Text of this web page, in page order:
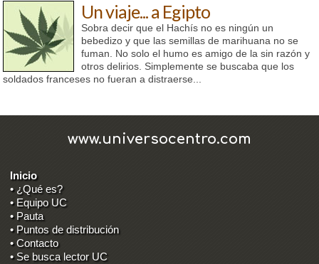
Un viaje... a Egipto
Sobra decir que el Hachís no es ningún un
bebedizo y que las semillas de marihuana no se
fuman. No solo el humo es amigo de la sin razón y
otros delirios. Simplemente se buscaba que los
soldados franceses no fueran a distraerse...
www.universocentro.com
Inicio
• ¿Qué es?
• Equipo UC
• Pauta
• Puntos de distribución
• Contacto
• Se busca lector UC